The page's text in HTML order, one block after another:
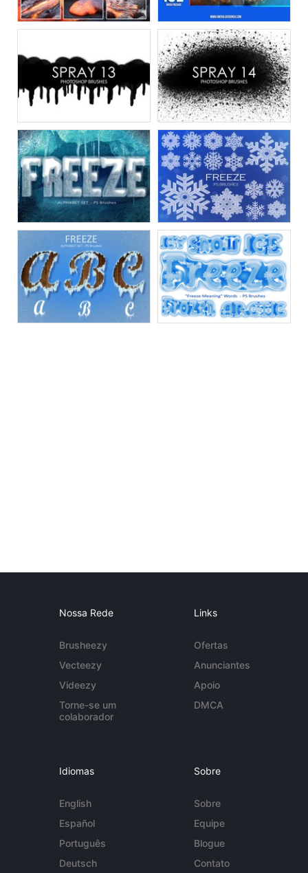
Nossa Rede
Brusheezy
Vecteezy
Videezy
Torne-se um
colaborador
Links
Ofertas
Anunciantes
Apoio
DMCA
Idiomas
English
Español
Português
Deutsch
Sobre
Sobre
Equipe
Blogue
Contato